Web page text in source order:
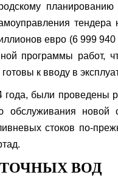
тендера
евро (6 999 940
программы работ,
к вводу в
были проведены
новой
стоков по-
ВОД